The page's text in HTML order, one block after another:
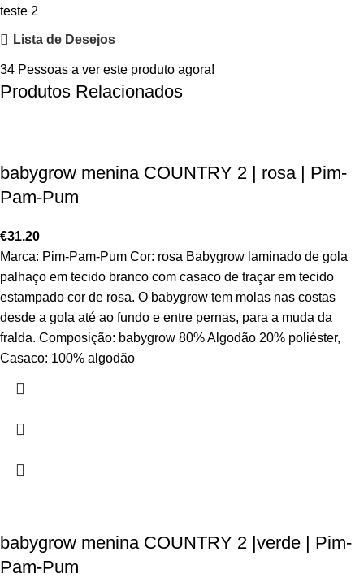
teste 2
Lista de Desejos
34 Pessoas a ver este produto agora!
Produtos Relacionados
babygrow menina COUNTRY 2 | rosa | Pim-
Pam-Pum
€31.20
Marca: Pim-Pam-Pum Cor: rosa Babygrow laminado de gola
palhaço em tecido branco com casaco de traçar em tecido
estampado cor de rosa. O babygrow tem molas nas costas
desde a gola até ao fundo e entre pernas, para a muda da
fralda. Composição: babygrow 80% Algodão 20% poliéster,
Casaco: 100% algodão
babygrow menina COUNTRY 2 |verde | Pim-
Pam-Pum